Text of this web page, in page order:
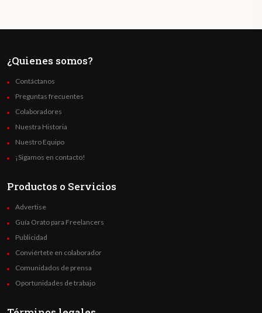
¿Quienes somos?
Contáctanos
Preguntas frecuentes
Colaboradores
Nuestra Historia
Nuestro Equipo
¡Sigamos en contacto!
Productos o Servicios
Advertise
Guía Orato para Freelancers
Publicidad
Conviértete en colaborador
Comunidados de prensa
Oportunidades de trabajo